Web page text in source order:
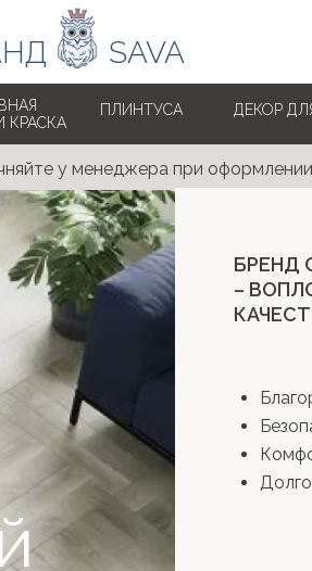
.......... SAVA
у менеджера при оформлении
БРЕНД
–
КРАСКА
ПЛИНТУСА ДЕКОР